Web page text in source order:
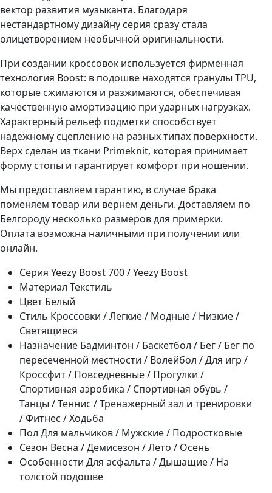
вектор развития музыканта. Благодаря
нестандартному дизайну серия сразу стала
олицетворением необычной оригинальности.
При создании кроссовок используется фирменная
технология Boost: в подошве находятся гранулы TPU,
которые сжимаются и разжимаются, обеспечивая
качественную амортизацию при ударных нагрузках.
Характерный рельеф подметки способствует
надежному сцеплению на разных типах поверхности.
Верх сделан из ткани Primeknit, которая принимает
форму стопы и гарантирует комфорт при ношении.
Мы предоставляем гарантию, в случае брака
поменяем товар или вернем деньги. Доставляем по
Белгороду несколько размеров для примерки.
Оплата возможна наличными при получении или
онлайн.
Серия Yeezy Boost 700 / Yeezy Boost
Материал Текстиль
Цвет Белый
Стиль Кроссовки / Легкие / Модные / Низкие /
Светящиеся
Назначение Бадминтон / Баскетбол / Бег / Бег по
пересеченной местности / Волейбол / Для игр /
Кроссфит / Повседневные / Прогулки /
Спортивная аэробика / Спортивная обувь /
Танцы / Теннис / Тренажерный зал и тренировки
/ Фитнес / Ходьба
Пол Для мальчиков / Мужские / Подростковые
Сезон Весна / Демисезон / Лето / Осень
Особенности Для асфальта / Дышащие / На
толстой подошве